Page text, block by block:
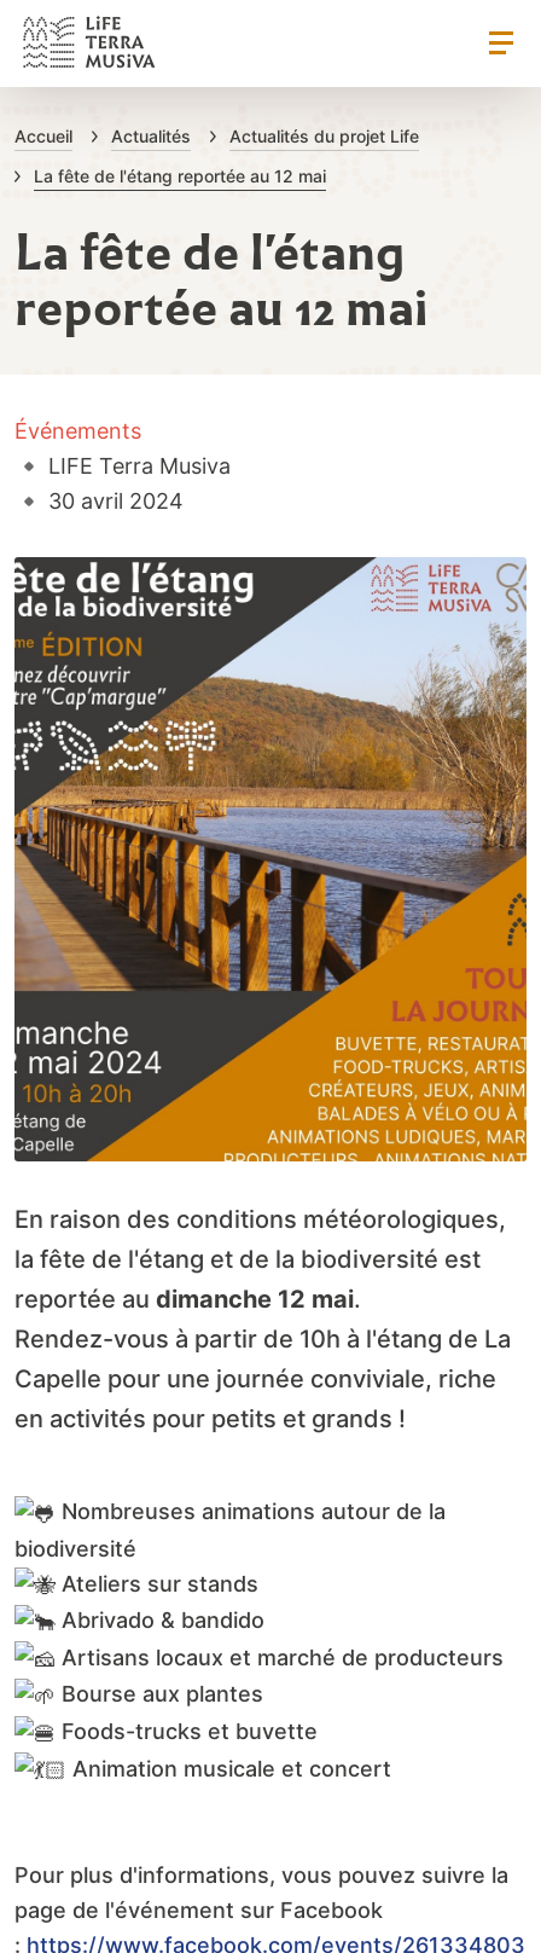
1
LIFE Terra
Accueil Actualités
Actualités du projet Life
La fête de l'étang reportée au 12 mai
La fête de l'étang
reportée au 12 mai
Événements
LIFE Terra Musiva
30 avril 2024
En raison des conditions météorologiques,
la fête de l'étang et de la biodiversité est
reportée au dimanche 12 mai.
Rendez-vous à partir de 10h à l'étang de La
Capelle pour une journée conviviale, riche
en activités pour petits et grands !
Nombreuses animations autour de la
biodiversité
Ateliers sur stands
Abrivado & bandido
Artisans locaux et marché de producteurs
Bourse aux plantes
Foods-trucks et buvette
Animation musicale et concert
Pour plus d'informations, vous pouvez suivre la
page de l'événement sur Facebook
: https://www.facebook.com/events/261334803